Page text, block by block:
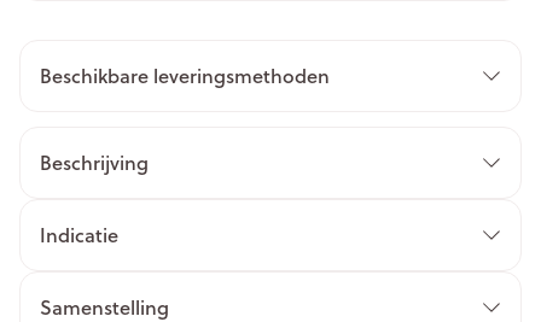
Beschikbare leveringsmethoden
Beschrijving
Indicatie
Samenstelling